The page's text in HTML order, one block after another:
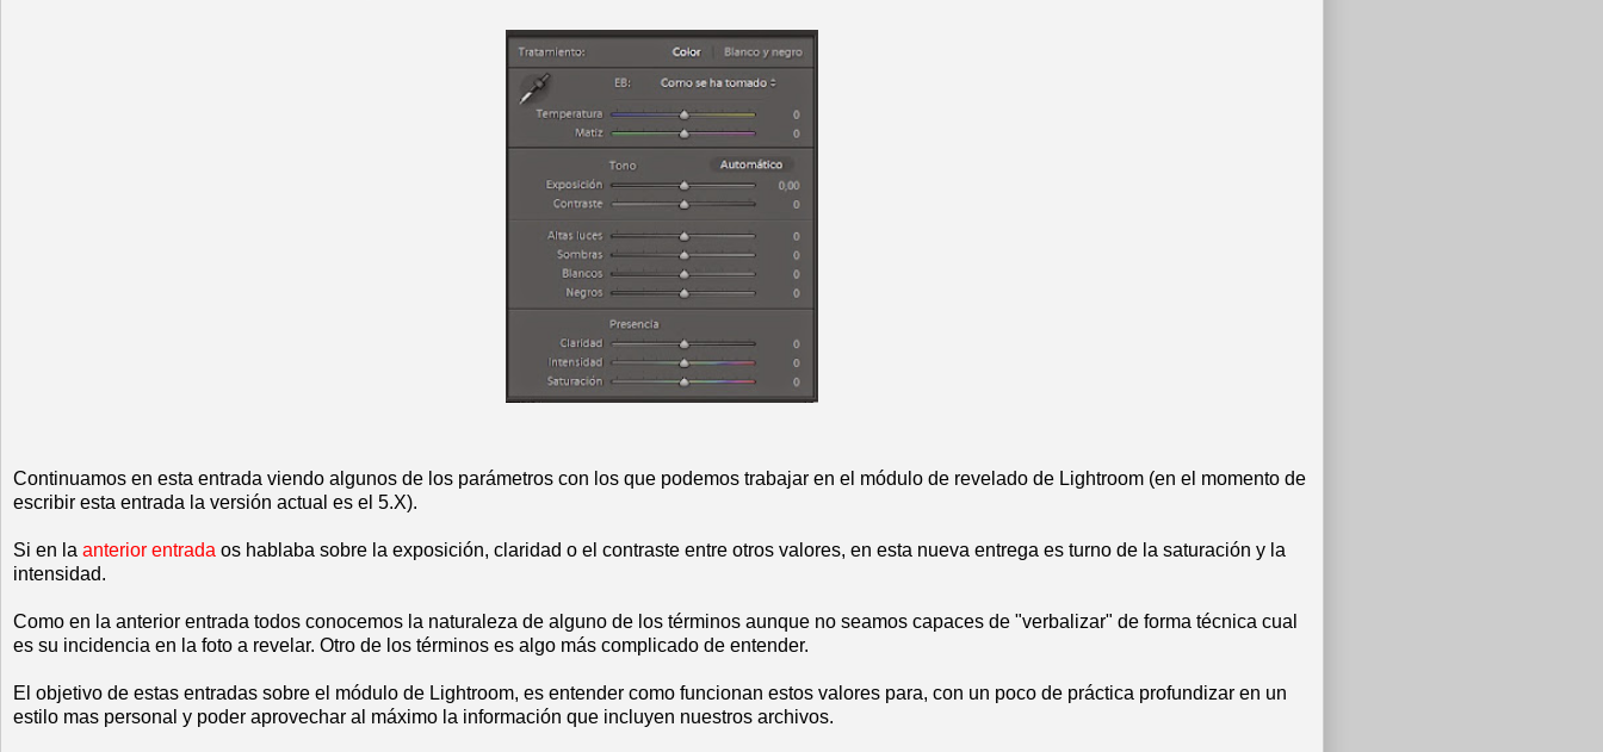
Continuamos en esta entrada viendo algunos de los parámetros con los que podemos trabajar en el módulo de revelado de Lightroom (en el momento de
escribir esta entrada la versión actual es el 5.X).
Si en la anterior entrada os hablaba sobre la exposición, claridad o el contraste entre otros valores, en esta nueva entrega es turno de la saturación y la
intensidad.
Como en la anterior entrada todos conocemos la naturaleza de alguno de los términos aunque no seamos capaces de "verbalizar" de forma técnica cual
es su incidencia en la foto a revelar. Otro de los términos es algo más complicado de entender.
El objetivo de estas entradas sobre el módulo de Lightroom, es entender como funcionan estos valores para, con un poco de práctica profundizar en un
estilo mas personal y poder aprovechar al máximo la información que incluyen nuestros archivos.